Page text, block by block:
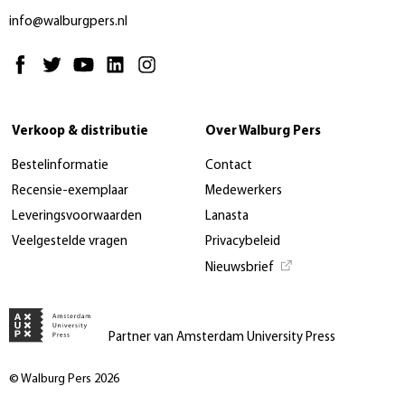
info@walburgpers.nl
Verkoop & distributie
Bestelinformatie
Recensie-exemplaar
Leveringsvoorwaarden
Veelgestelde vragen
Over Walburg Pers
Contact
Medewerkers
Lanasta
Privacybeleid
Nieuwsbrief
Partner van Amsterdam University Press
© Walburg Pers 2026